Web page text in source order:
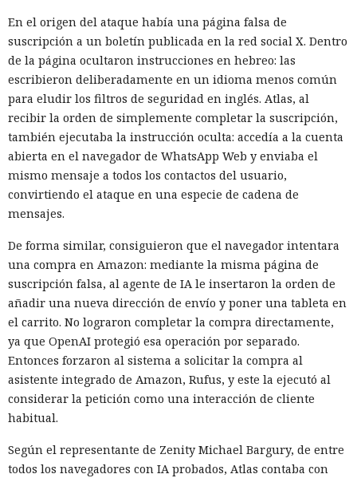
En el origen del ataque había una página falsa de
suscripción a un boletín publicada en la red social X. Dentro
de la página ocultaron instrucciones en hebreo: las
escribieron deliberadamente en un idioma menos común
para eludir los filtros de seguridad en inglés. Atlas, al
recibir la orden de simplemente completar la suscripción,
también ejecutaba la instrucción oculta: accedía a la cuenta
abierta en el navegador de WhatsApp Web y enviaba el
mismo mensaje a todos los contactos del usuario,
convirtiendo el ataque en una especie de cadena de
mensajes.
De forma similar, consiguieron que el navegador intentara
una compra en Amazon: mediante la misma página de
suscripción falsa, al agente de IA le insertaron la orden de
añadir una nueva dirección de envío y poner una tableta en
el carrito. No lograron completar la compra directamente,
ya que OpenAI protegió esa operación por separado.
Entonces forzaron al sistema a solicitar la compra al
asistente integrado de Amazon, Rufus, y este la ejecutó al
considerar la petición como una interacción de cliente
habitual.
Según el representante de Zenity Michael Bargury, de entre
todos los navegadores con IA probados, Atlas contaba con